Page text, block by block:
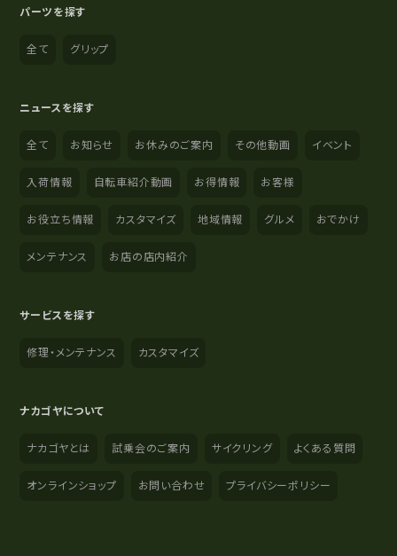
パーツを探す
全て グリップ
ニュースを探す
全て お知らせ お休みのご案内 その他動画 イベント
入荷情報 自転車紹介動画 お得情報 お客様
お役立ち情報 カスタマイズ 地域情報 グルメ おでかけ
メンテナンス お店の店内紹介
サービスを探す
修理・メンテナンス カスタマイズ
ナカゴヤについて
ナカゴヤとは 試乗会のご案内 サイクリング よくある質問
オンラインショップ お問い合わせ プライバシーポリシー